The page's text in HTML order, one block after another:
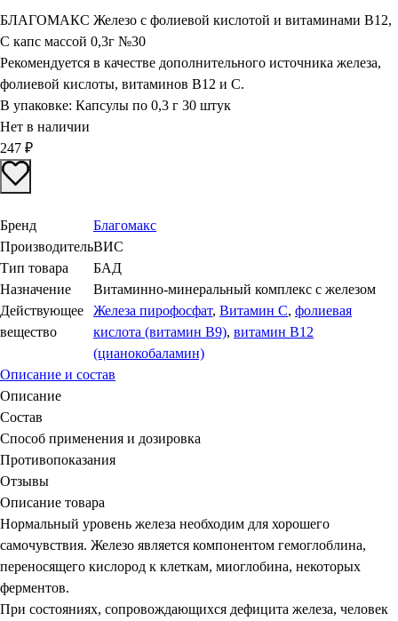
БЛАГОМАКС Железо с фолиевой кислотой и витаминами В12,
С капс массой 0,3г №30
Рекомендуется в качестве дополнительного источника железа,
фолиевой кислоты, витаминов В12 и С.
В упаковке: Капсулы по 0,3 г 30 штук
Нет в наличии
247 ₽
Бренд
Благомакс
ПроизводительВИС
Тип товара
БАД
Назначение
Витаминно-минеральный комплекс с железом
Действующее
вещество
Железа пирофосфат, Витамин С, фолиевая
кислота (витамин В9), витамин В12
(цианокобаламин)
Описание и состав
Описание
Состав
Способ применения и дозировка
Противопоказания
Отзывы
Описание товара
Нормальный уровень железа необходим для хорошего
самочувствия. Железо является компонентом гемоглоблина,
переносящего кислород к клеткам, миоглобина, некоторых
ферментов.
При состояниях, сопровождающихся дефицита железа, человек